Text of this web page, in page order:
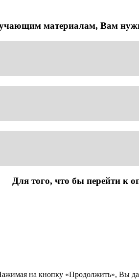
материалам, Вам
Для того, что бы перейти к
на кнопку «Продолжить», Вы